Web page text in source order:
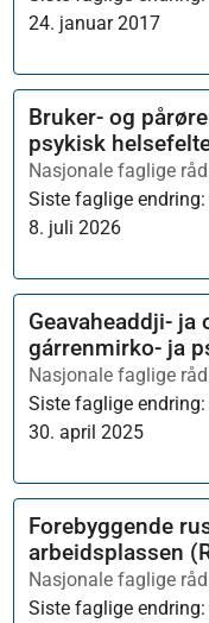
24. januar 2017
Bruker- og
psykisk
Nasjonale faglige råd
Siste faglige endring:
8. juli 2026
Geavaheaddji-
gárrenmirko- ja
Nasjonale faglige råd
Siste faglige endring:
30. april 2025
Forebyggende
arbeidsplassen
Nasjonale faglige råd
Siste faglige endring: